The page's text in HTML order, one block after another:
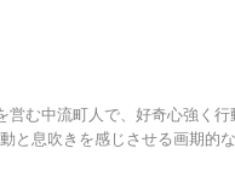
む中流町人で、好奇心強く
と息吹きを感じさせる画期的